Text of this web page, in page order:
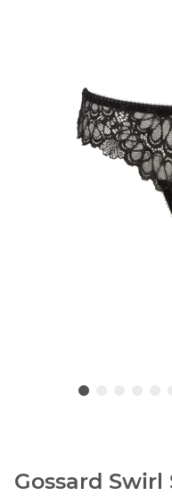
Gossard